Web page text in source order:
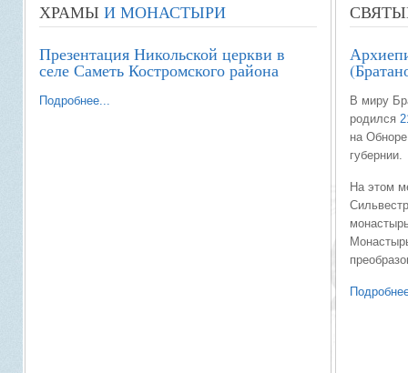
ХРАМЫ И МОНАСТЫРИ
Презентация Никольской церкви в
селе Саметь Костромского района
Подробнее...
В миру
родился
на
губернии.
На этом